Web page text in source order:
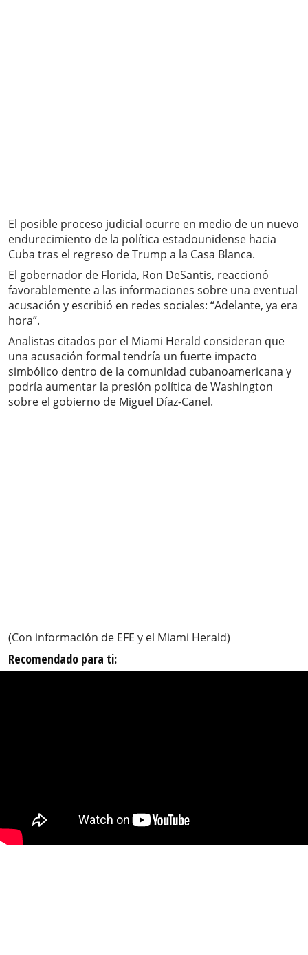
El posible proceso judicial ocurre en medio de un nuevo
endurecimiento de la política estadounidense hacia
Cuba tras el regreso de Trump a la Casa Blanca.
El gobernador de Florida, Ron DeSantis, reaccionó
favorablemente a las informaciones sobre una eventual
acusación y escribió en redes sociales: “Adelante, ya era
hora”.
Analistas citados por el Miami Herald consideran que
una acusación formal tendría un fuerte impacto
simbólico dentro de la comunidad cubanoamericana y
podría aumentar la presión política de Washington
sobre el gobierno de Miguel Díaz-Canel.
(Con información de EFE y el Miami Herald)
Recomendado para ti: